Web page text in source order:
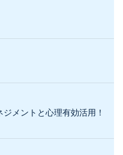
メントと心理有効活用！